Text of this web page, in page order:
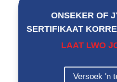
ONSEKER OF
SERTIFIKAAT
LAAT LWO
Versoek 'n